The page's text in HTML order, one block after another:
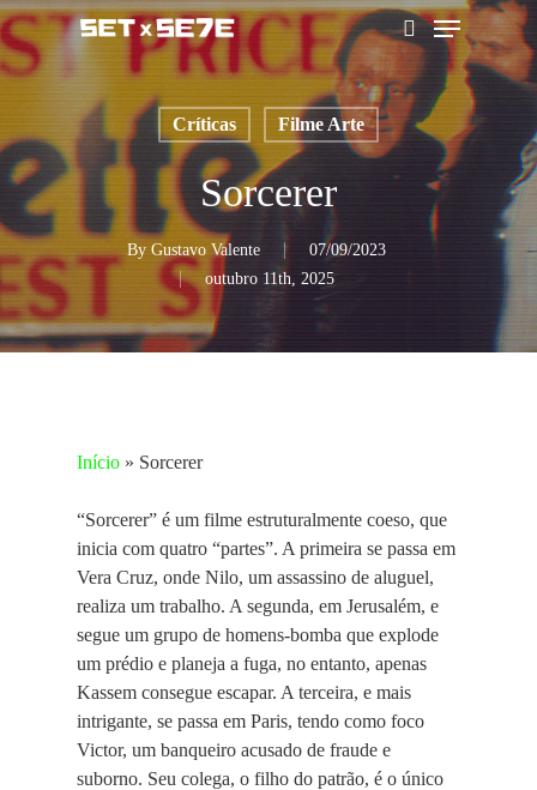
Skip
to
main
content
pesquisar
Menu
Críticas Filme Arte
Sorcerer
By Gustavo Valente
07/09/2023
outubro 11th, 2025
Início » Sorcerer
“Sorcerer” é um filme estruturalmente coeso, que
inicia com quatro “partes”. A primeira se passa em
Vera Cruz, onde Nilo, um assassino de aluguel,
realiza um trabalho. A segunda, em Jerusalém, e
segue um grupo de homens-bomba que explode
um prédio e planeja a fuga, no entanto, apenas
Kassem consegue escapar. A terceira, e mais
intrigante, se passa em Paris, tendo como foco
Victor, um banqueiro acusado de fraude e
suborno. Seu colega, o filho do patrão, é o único